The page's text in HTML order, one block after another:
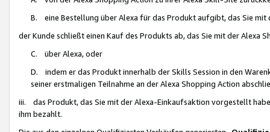
B. eine Bestellung über Alexa für das Produkt aufgibt, das Sie mit
der Kunde schließt einen Kauf des Produkts ab, das Sie mit der Alexa
C. über Alexa, oder
D. indem er das Produkt innerhalb der Skills Session in den
seiner erstmaligen Teilnahme an der Alexa Shopping Action
iii. das Produkt, das Sie mit der Alexa-Einkaufsaktion vorgestellt
ihm bezahlt.